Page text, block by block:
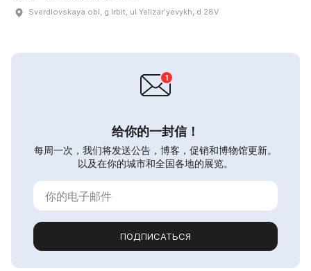
Sverdlovskaya obl, g Irbit, ul Yelizarʹyevykh, d 28V
给你的一封信！
每周一次，我们将发送公告，博客，促销和博物馆更新。
以及在你的城市和全国各地的展览。
ПОДПИСАТЬСЯ